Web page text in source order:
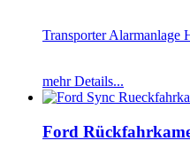
Transporter Alarmanlage
mehr Details...
Ford